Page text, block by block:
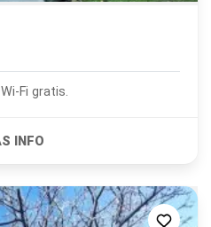
El alojamiento cuenta con Wi-Fi gratis.